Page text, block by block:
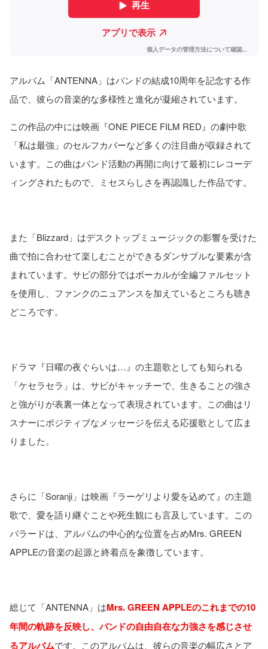
アルバム「ANTENNA」はバンドの結成10周年を記念する作
品で、彼らの音楽的な多様性と進化が凝縮されています。
この作品の中には映画『ONE PIECE FILM RED』の劇中歌
「私は最強」のセルフカバーなど多くの注目曲が収録されて
います。この曲はバンド活動の再開に向けて最初にレコーデ
ィングされたもので、ミセスらしさを再認識した作品です。
また「Blizzard」はデスクトップミュージックの影響を受けた
曲で拍に合わせて楽しむことができるダンサブルな要素が含
まれています。サビの部分ではボーカルが全編ファルセット
を使用し、ファンクのニュアンスを加えているところも聴き
どころです。
ドラマ『日曜の夜ぐらいは…』の主題歌としても知られる
「ケセラセラ」は、サビがキャッチーで、生きることの強さ
と強がりが表裏一体となって表現されています。この曲はリ
スナーにポジティブなメッセージを伝える応援歌として広ま
りました。
さらに「Soranji」は映画『ラーゲリより愛を込めて』の主題
歌で、愛を語り継ぐことや死生観にも言及しています。この
バラードは、アルバムの中心的な位置を占めMrs. GREEN
APPLEの音楽の起源と終着点を象徴しています。
総じて「ANTENNA」はMrs. GREEN APPLEのこれまでの10
年間の軌跡を反映し、バンドの自由自在な力強さを感じさせ
るアルバムです。このアルバムは、彼らの音楽の幅広さとア